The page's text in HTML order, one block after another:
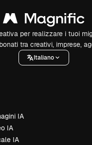
per realizzare i tuoi
tra creativi, imprese,
Italiano
IA
IA
IA